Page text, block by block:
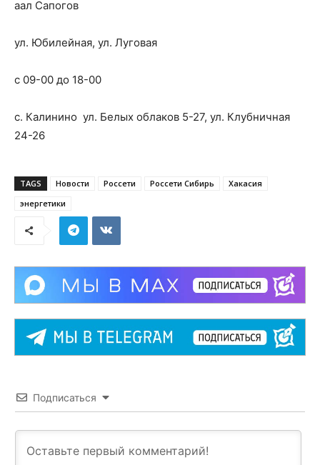
аал Сапогов
ул. Юбилейная, ул. Луговая
с 09-00 до 18-00
с. Калинино ул. Белых облаков 5-27, ул. Клубничная
24-26
TAGS Новости Россети Россети Сибирь
Хакасия
энергетики
Подписаться